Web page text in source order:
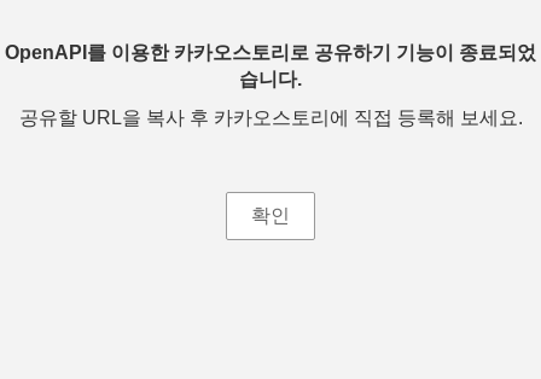
OpenAPI를 이용한 카카오스토리로 공유하기 기능이 종료되었
습니다.
공유할 URL을 복사 후 카카오스토리에 직접 등록해 보세요.
확인